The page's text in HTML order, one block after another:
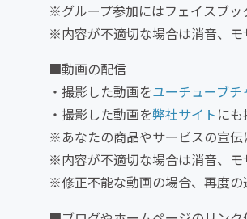
※グループ参加にはフェイスブッ
※内容が不適切な場合は消音、モ
■動画の配信
・撮影した動画をユーチューブチ
・撮影した動画を弊社サイトに
※あなたの商品やサービスの宣伝
※内容が不適切な場合は消音、モ
※修正不能な動画の場合、再度の